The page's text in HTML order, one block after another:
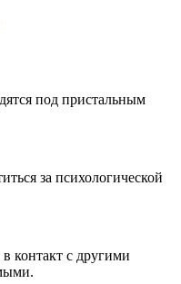
под пристальным
за психологической
контакт с другими